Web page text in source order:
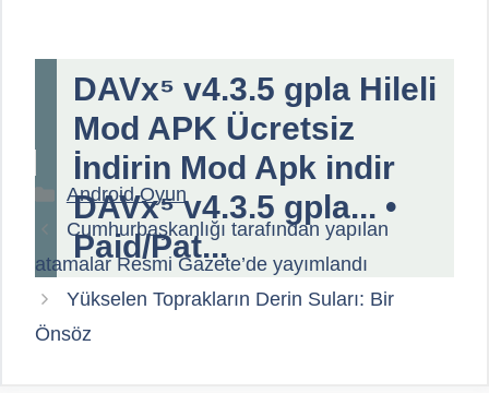
DAVx⁵ v4.3.5 gpla Hileli
Mod APK Ücretsiz
İndirin Mod Apk indir
DAVx⁵ v4.3.5 gpla... •
Paid/Pat...
Kategoriler
Android Oyun
Cumhurbaşkanlığı tarafından yapılan
atamalar Resmi Gazete’de yayımlandı
Yükselen Toprakların Derin Suları: Bir
Önsöz